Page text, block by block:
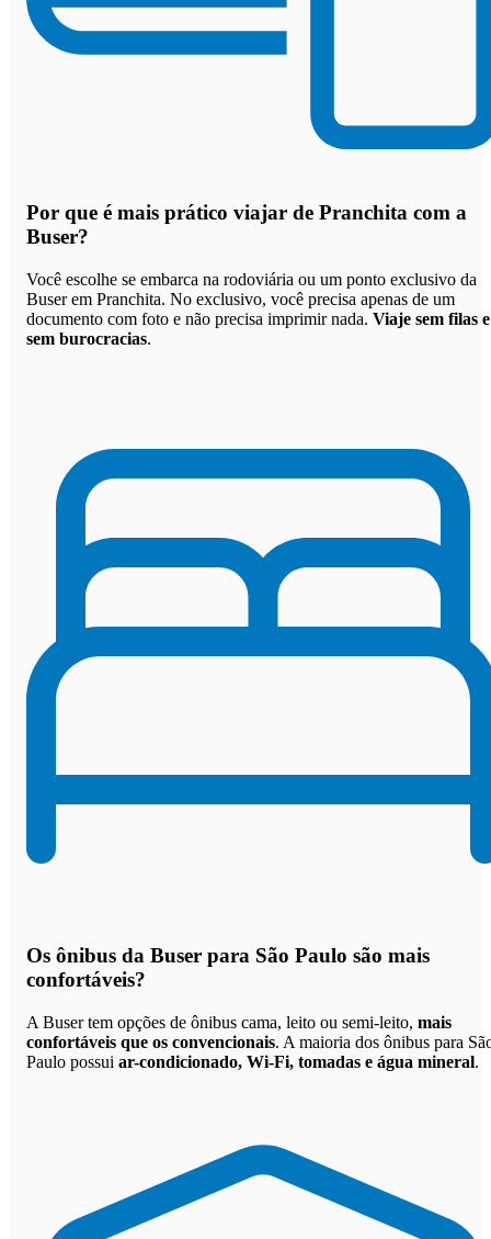
Por que é mais prático viajar de Pranchita com a
Buser?
Você escolhe se embarca na rodoviária ou um ponto exclusivo da
Buser em Pranchita. No exclusivo, você precisa apenas de um
documento com foto e não precisa imprimir nada. Viaje sem filas e
sem burocracias.
Os ônibus da Buser para São Paulo são mais
confortáveis?
A Buser tem opções de ônibus cama, leito ou semi-leito, mais
confortáveis que os convencionais. A maioria dos ônibus para
Paulo possui ar-condicionado, Wi-Fi, tomadas e água mineral.